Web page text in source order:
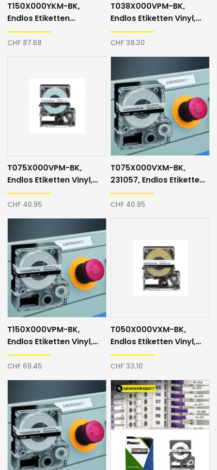
T150X000YKM-BK,
Endlos Etiketten
Polyester, 36mm,
transparent/schwarz
CHF 87.68
T038X000VPM-BK,
Endlos Etiketten Vinyl,
9mm, weiss/schwarz
CHF 38.30
T075X000VPM-BK,
Endlos Etiketten Vinyl,
18mm, weiss/schwarz
CHF 40.95
T075X000VXM-BK,
231057, Endlos Etiketten
Vinyl, 18mm,
gelb/schwarz
CHF 40.95
T150X000VPM-BK,
Endlos Etiketten Vinyl,
36mm, weiss/schwarz
CHF 69.45
T050X000VXM-BK,
Endlos Etiketten Vinyl,
12mm, gelb/schwarz
CHF 33.10